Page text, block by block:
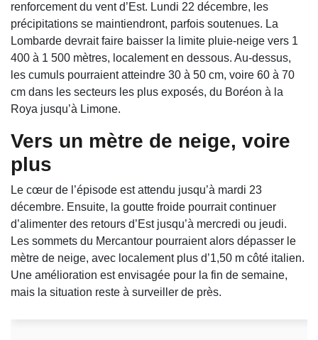
renforcement du vent d’Est. Lundi 22 décembre, les
précipitations se maintiendront, parfois soutenues. La
Lombarde devrait faire baisser la limite pluie-neige vers 1
400 à 1 500 mètres, localement en dessous. Au-dessus,
les cumuls pourraient atteindre 30 à 50 cm, voire 60 à 70
cm dans les secteurs les plus exposés, du Boréon à la
Roya jusqu’à Limone.
Vers un mètre de neige, voire
plus
Le cœur de l’épisode est attendu jusqu’à mardi 23
décembre. Ensuite, la goutte froide pourrait continuer
d’alimenter des retours d’Est jusqu’à mercredi ou jeudi.
Les sommets du Mercantour pourraient alors dépasser le
mètre de neige, avec localement plus d’1,50 m côté italien.
Une amélioration est envisagée pour la fin de semaine,
mais la situation reste à surveiller de près.